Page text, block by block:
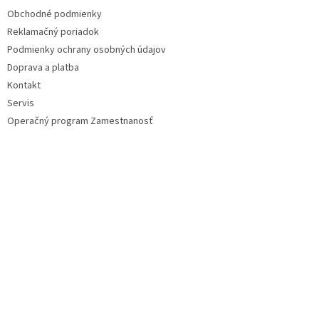
Obchodné podmienky
Reklamačný poriadok
Podmienky ochrany osobných údajov
Doprava a platba
Kontakt
Servis
Operačný program Zamestnanosť